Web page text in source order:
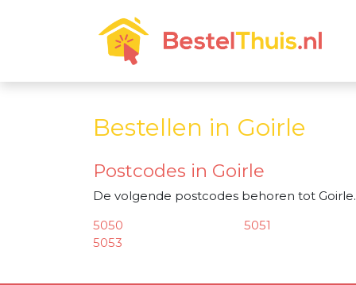
Bestellen in Goirle
Postcodes in Goirle
De volgende postcodes behoren tot Goirle.
5050
5051
5053